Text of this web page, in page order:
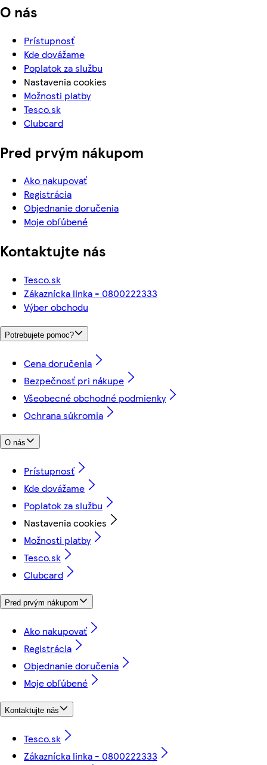
O nás
Prístupnosť
Kde dovážame
Poplatok za službu
Nastavenia cookies
Možnosti platby
Tesco.sk
Clubcard
Pred prvým nákupom
Ako nakupovať
Registrácia
Objednanie doručenia
Moje obľúbené
Kontaktujte nás
Tesco.sk
Zákaznícka linka - 0800222333
Výber obchodu
Potrebujete pomoc?
Cena doručenia
Bezpečnosť pri nákupe
Všeobecné obchodné podmienky
Ochrana súkromia
O nás
Prístupnosť
Kde dovážame
Poplatok za službu
Nastavenia cookies
Možnosti platby
Tesco.sk
Clubcard
Pred prvým nákupom
Ako nakupovať
Registrácia
Objednanie doručenia
Moje obľúbené
Kontaktujte nás
Tesco.sk
Zákaznícka linka - 0800222333